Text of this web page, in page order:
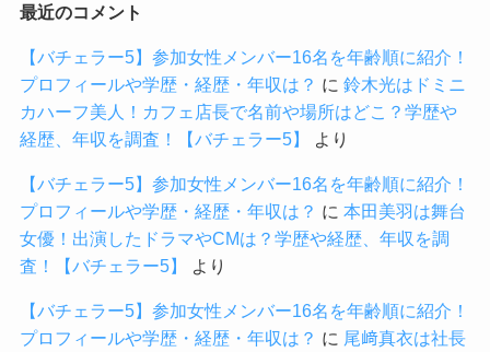
最近のコメント
【バチェラー5】参加女性メンバー16名を年齢順に紹介！
プロフィールや学歴・経歴・年収は？ に 鈴木光はドミニ
カハーフ美人！カフェ店長で名前や場所はどこ？学歴や
経歴、年収を調査！【バチェラー5】
より
【バチェラー5】参加女性メンバー16名を年齢順に紹介！
プロフィールや学歴・経歴・年収は？ に 本田美羽は舞台
女優！出演したドラマやCMは？学歴や経歴、年収を調
査！【バチェラー5】
より
【バチェラー5】参加女性メンバー16名を年齢順に紹介！
プロフィールや学歴・経歴・年収は？ に 尾﨑真衣は社長